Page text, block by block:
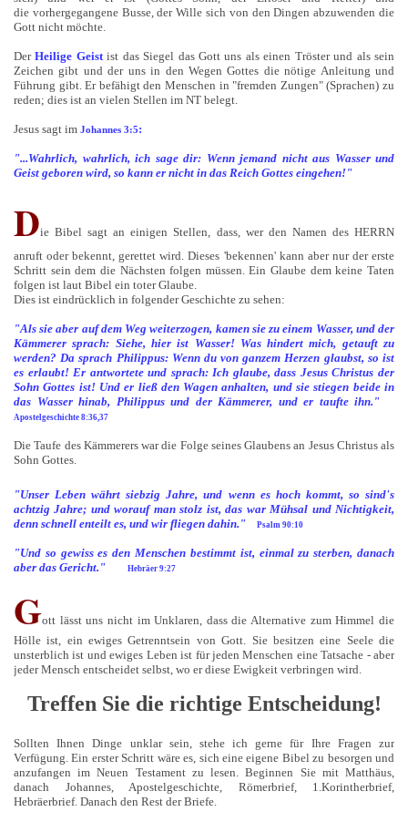
die vorhergegangene Busse, der Wille sich von den Dingen abzuwenden die
Gott nicht möchte.
DerHeilige Geistist das Siegel das Gott uns als einen Tröster und als sein
Zeichen gibt und der uns in den Wegen Gottes die nötige Anleitung und
Führung gibt. Er befähigt den Menschen in "fremden Zungen" (Sprachen) zu
reden; dies ist an vielen Stellen im NT belegt.
Jesus sagt im Johannes 3:5:
"...Wahrlich, wahrlich, ich sage dir: Wenn jemand nicht aus Wasser und
Geist geboren wird, so kann er nicht in das Reich Gottes eingehen!"
Die Bibel sagt an einigen Stellen, dass, wer den Namen des HERRN
anruft oder bekennt, gerettet wird. Dieses 'bekennen' kann aber nur der erste
Schritt sein dem die Nächsten folgen müssen. Ein Glaube dem keine Taten
folgen ist laut Bibel ein toter Glaube.
Dies ist eindrücklich in folgender Geschichte zu sehen:
"Als sie aber auf dem Weg weiterzogen, kamen sie zu einem Wasser, und der
Kämmerer sprach: Siehe, hier ist Wasser! Was hindert mich, getauft zu
werden? Da sprach Philippus: Wenn du von ganzem Herzen glaubst, so ist
es erlaubt! Er antwortete und sprach: Ich glaube, dass Jesus Christus der
Sohn Gottes ist! Und er ließ den Wagen anhalten, und sie stiegen beide in
das Wasser hinab, Philippus und der Kämmerer, und er taufte ihn."
Apostelgeschichte 8:36,37
Die Taufe des Kämmerers war die Folge seines Glaubens an Jesus Christus als
Sohn Gottes.
"Unser Leben währt siebzig Jahre, und wenn es hoch kommt, so sind's
achtzig Jahre; und worauf man stolz ist, das war Mühsal und Nichtigkeit,
denn schnell enteilt es, und wir fliegen dahin."
Psalm 90:10
"Und so gewiss es den Menschen bestimmt ist, einmal zu sterben, danach
aber das Gericht."
Hebräer 9:27
Gott lässt uns nicht im Unklaren, dass die Alternative zum Himmel die
Hölle ist, ein ewiges Getrenntsein von Gott. Sie besitzen eine Seele die
unsterblich ist und ewiges Leben ist für jeden Menschen eine Tatsache - aber
jeder Mensch entscheidet selbst, wo er diese Ewigkeit verbringen wird.
Treffen Sie die richtige Entscheidung!
Sollten Ihnen Dinge unklar sein, stehe ich gerne für Ihre Fragen zur
Verfügung. Ein erster Schritt wäre es, sich eine eigene Bibel zu besorgen und
anzufangen im Neuen Testament zu lesen. Beginnen Sie mit Matthäus,
danach Johannes, Apostelgeschichte, Römerbrief, 1.Korintherbrief,
Hebräerbrief. Danach den Rest der Briefe.